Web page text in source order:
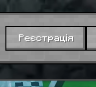
Реєстрація